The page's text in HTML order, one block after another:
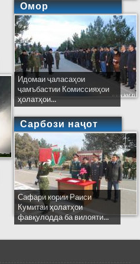
Омор
Идомаи ҷаласаҳои
ҷамъбастии Комиссияҳои
ҳолатҳои...
Сарбози наҷот
Сафари кории Раиси
Кумитаи ҳолатҳои
фавқулодда ба вилояти...